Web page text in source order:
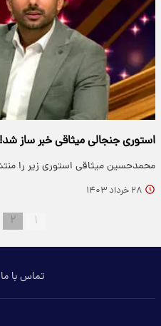
استوری جنجالی میثاقی خبر ساز
محمدحسین میثاقی استوری زیر را
۲۸ خرداد ۱۴۰۳
۱ ۲
تماس با ما